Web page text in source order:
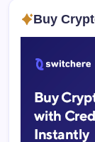
Buy